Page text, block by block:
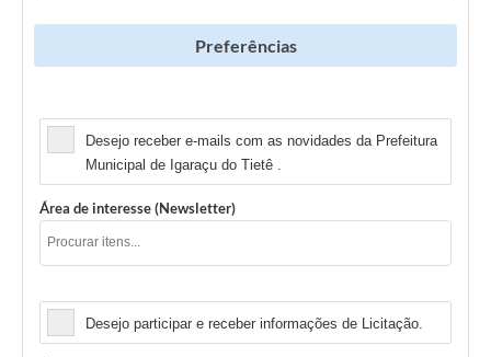
Preferências
Desejo receber e-mails com as novidades da Prefeitura
Municipal de Igaraçu do Tietê .
Área de interesse (Newsletter)
Desejo participar e receber informações de Licitação.